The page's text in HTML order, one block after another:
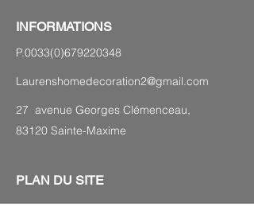
INFORMATIONS
P.0033(0)679220348
Laurenshomedecoration2@gmail.com
27 avenue Georges Clémenceau,
83120 Sainte-Maxime
PLAN DU SITE